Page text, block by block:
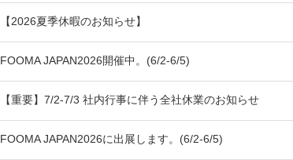
【2026夏季休暇のお知らせ】
FOOMA JAPAN2026開催中。(6/2-6/5)
【重要】7/2-7/3 社内行事に伴う全社休業のお知らせ
FOOMA JAPAN2026に出展します。(6/2-6/5)